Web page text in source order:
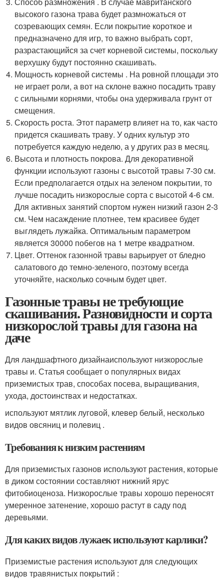
высокого газона трава будет размножаться от
созревающих семян. Если покрытие короткое и
предназначено для игр, то важно выбрать сорт,
разрастающийся за счет корневой системы, поскольку
верхушку будут постоянно скашивать.
Мощность корневой системы . На ровной площади это
не играет роли, а вот на склоне важно посадить траву
с сильными корнями, чтобы она удерживала грунт от
смещения.
Скорость роста. Этот параметр влияет на то, как часто
придется скашивать траву. У одних культур это
потребуется каждую неделю, а у других раз в месяц.
Высота и плотность покрова. Для декоративной
функции используют газоны с высотой травы 7-30 см.
Если предполагается отдых на зеленом покрытии, то
лучше посадить низкорослые сорта с высотой 4-6 см.
Для активных занятий спортом нужен низкий газон 2-3
см. Чем насаждение плотнее, тем красивее будет
выглядеть лужайка. Оптимальным параметром
является 30000 побегов на 1 метре квадратном.
Цвет. Оттенок газонной травы варьирует от бледно
салатового до темно-зеленого, поэтому всегда
уточняйте, насколько сочным будет цвет.
Газонные травы не требующие
скашивания. Разновидности и сорта
низкорослой травы для газона на
даче
Для ландшафтного дизайнаиспользуют низкорослые
травы и. Статья сообщает о популярных видах
приземистых трав, способах посева, выращивания,
ухода, достоинствах и недостатках.
используют мятлик луговой, клевер белый, несколько
видов овсяниц и полевиц .
Требования к низким растениям
Для приземистых газонов используют растения, которые
в диком состоянии составляют нижний ярус
фитобиоценоза. Низкорослые травы хорошо переносят
умеренное затенение, хорошо растут в саду под
деревьями.
Для каких видов лужаек используют карлики?
Приземистые растения используют для следующих
видов травянистых покрытий :